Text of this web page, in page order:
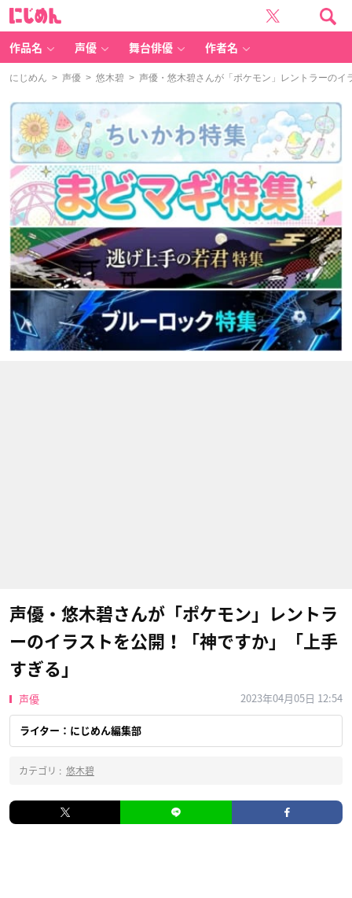
作品名 声優 舞台俳優 作者名
にじめん > 声優 > 悠木碧 > 声優・悠木碧さんが「ポケモン」レントラーのイ
声優・悠木碧さんが「ポケモン」レントラ
ーのイラストを公開！「神ですか」「上手
すぎる」
声優 2023年04月05日 12:54
ライター：にじめん編集部
カテゴリ : 悠木碧